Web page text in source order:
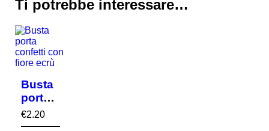
Ti potrebbe interessare…
Busta
porta
confett
i ecru'
€2.20